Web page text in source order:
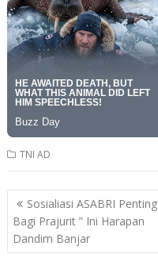
TNI AD
Post
navigation
Sosialiasi ASABRI Penting
Bagi Prajurit ” Ini Harapan
Dandim Banjar